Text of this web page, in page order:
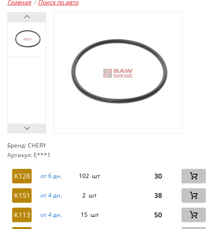
Главная / Поиск по авто
Бренд: CHERY
Артикул: E***1
K128 от 6 дн. 102 шт 30
K151 от 4 дн. 2 шт 38
K113 от 4 дн. 15 шт 50